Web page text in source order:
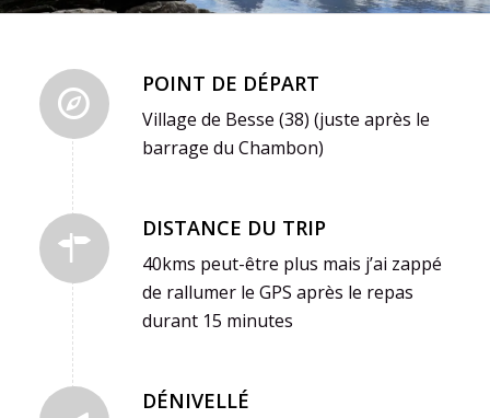
POINT DE DÉPART
Village de Besse (38) (juste après le
barrage du Chambon)
DISTANCE DU TRIP
40kms peut-être plus mais j’ai zappé
de rallumer le GPS après le repas
durant 15 minutes
DÉNIVELLÉ